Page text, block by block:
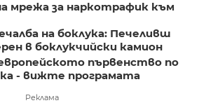
мрежа за наркотрафик към
на боклука: Печеливш
в боклукчийски камион
първенство по
- вижте програмата
Реклама